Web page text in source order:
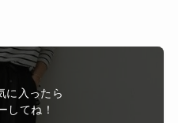
に入ったら
してね！